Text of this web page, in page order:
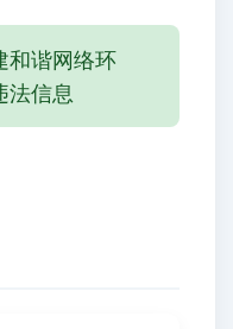
和谐网络环
法信息